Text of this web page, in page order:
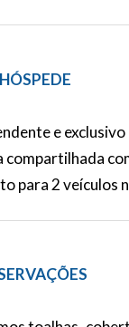
e
para 2 veículos